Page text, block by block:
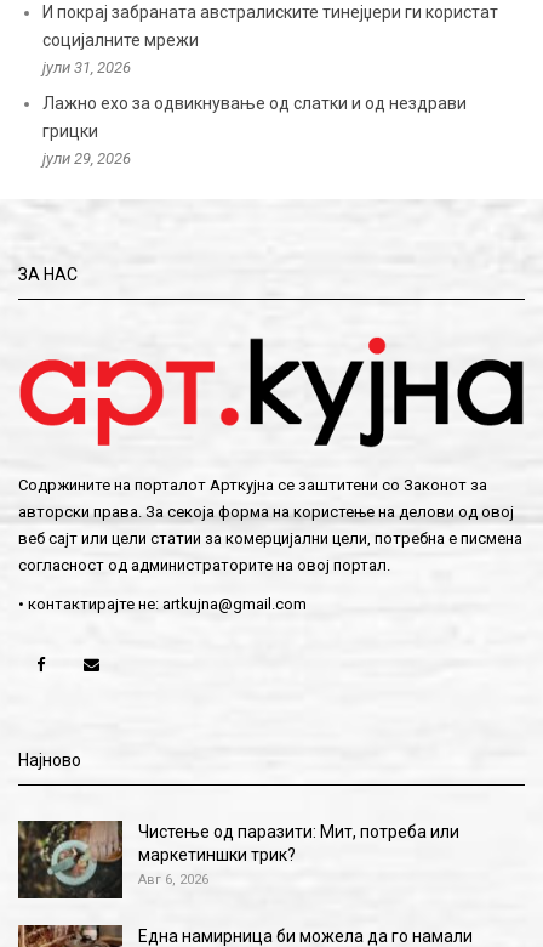
И покрај забраната австралиските тинејџери ги користат
социјалните мрежи
јули 31, 2026
Лажно ехо за одвикнување од слатки и од нездрави
грицки
јули 29, 2026
ЗА НАС
Содржините на порталот Арткујна се заштитени со Законот за
авторски права. За секоја форма на користење на делови од овој
веб сајт или цели статии за комерцијални цели, потребна е писмена
согласност од администраторите на овој портал.
• контактирајте не: artkujna@gmail.com
Најново
Чистење од паразити: Мит, потреба или
маркетиншки трик?
Авг 6, 2026
Една намирница би можела да го намали